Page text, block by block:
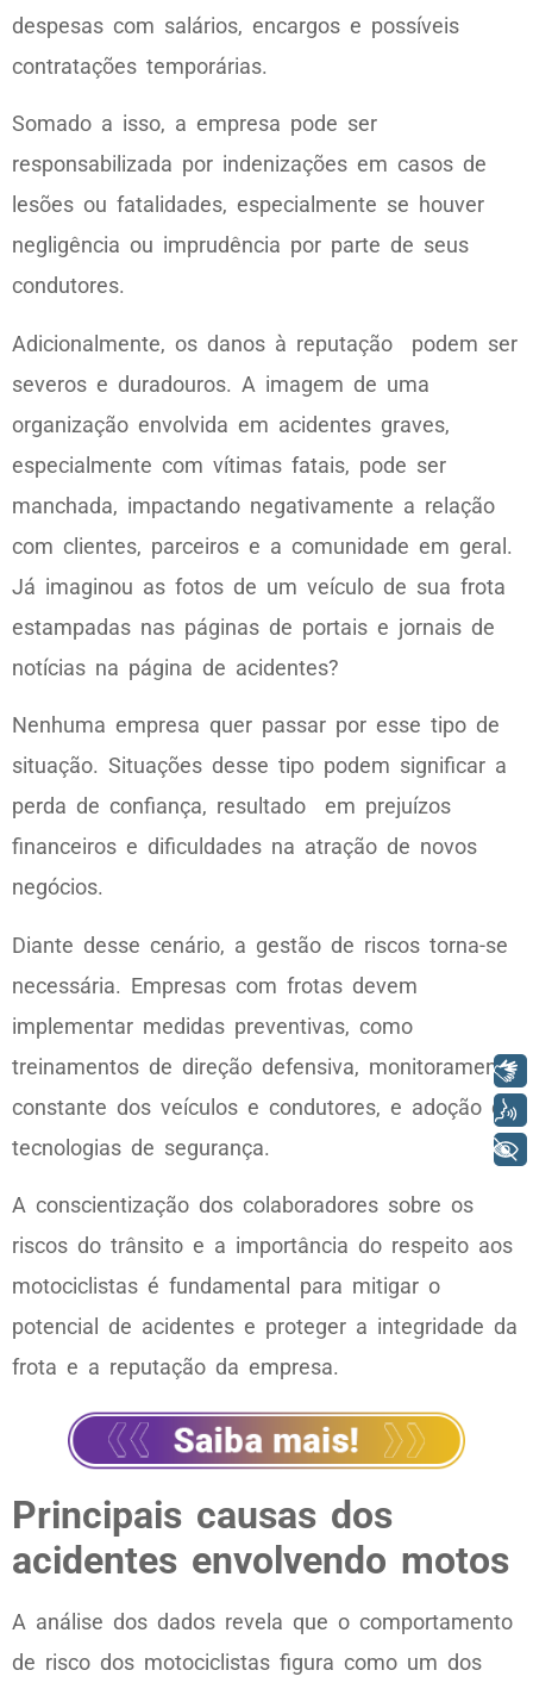
despesas com salários, encargos e possíveis
contratações temporárias.
Somado a isso, a empresa pode ser
responsabilizada por indenizações em casos de
lesões ou fatalidades, especialmente se houver
negligência ou imprudência por parte de seus
condutores.
Adicionalmente, os danos à reputação podem ser
severos e duradouros. A imagem de uma
organização envolvida em acidentes graves,
especialmente com vítimas fatais, pode ser
manchada, impactando negativamente a relação
com clientes, parceiros e a comunidade em geral.
Já imaginou as fotos de um veículo de sua frota
estampadas nas páginas de portais e jornais de
notícias na página de acidentes?
Nenhuma empresa quer passar por esse tipo de
situação. Situações desse tipo podem significar a
perda de confiança, resultado em prejuízos
financeiros e dificuldades na atração de novos
negócios.
Diante desse cenário, a gestão de riscos torna-se
necessária. Empresas com frotas devem
implementar medidas preventivas, como
treinamentos de direção defensiva, monitoramento
constante dos veículos e condutores, e adoção de
tecnologias de segurança.
A conscientização dos colaboradores sobre os
riscos do trânsito e a importância do respeito aos
motociclistas é fundamental para mitigar o
potencial de acidentes e proteger a integridade da
frota e a reputação da empresa.
Principais causas dos
acidentes envolvendo motos
A análise dos dados revela que o comportamento
de risco dos motociclistas figura como um dos
Libras
Voz